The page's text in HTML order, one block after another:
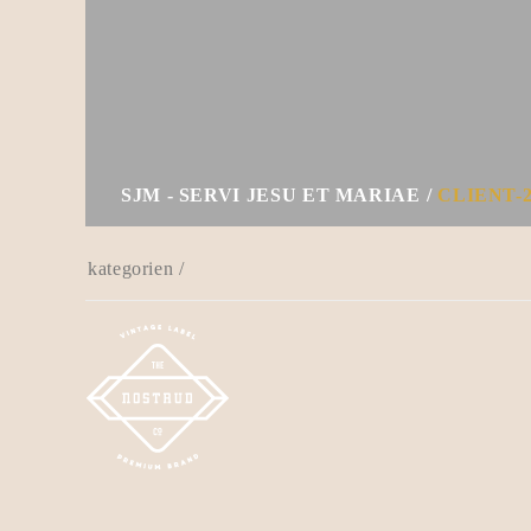
SJM - SERVI JESU ET MARIAE CLIENT-